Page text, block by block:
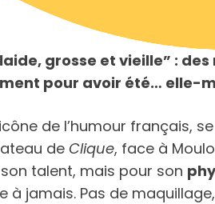
grosse et vieille” :
pour avoir été… elle-
de l’humour français,
de Clique, face à
talent, mais pour son
à jamais. Pas de